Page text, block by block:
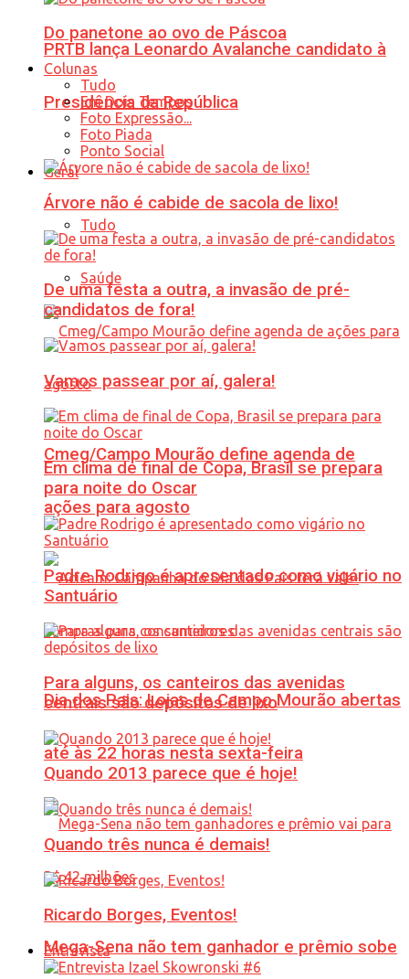
PRTB lança Leonardo Avalanche candidato à
Presidência da República
Geral
Tudo
Saúde
Cmeg/Campo Mourão define agenda de
ações para agosto
Dia dos Pais: Lojas de Campo Mourão abertas
até às 22 horas nesta sexta-feira
Mega-Sena não tem ganhador e prêmio sobe
Do panetone ao ovo de Páscoa
Colunas
Tudo
Em Dois Tempos
Foto Expressão...
Foto Piada
Ponto Social
Árvore não é cabide de sacola de lixo!
De uma festa a outra, a invasão de pré-
candidatos de fora!
Vamos passear por aí, galera!
Em clima de final de Copa, Brasil se prepara
para noite do Oscar
Padre Rodrigo é apresentado como vigário no
Santuário
Para alguns, os canteiros das avenidas
centrais são depósitos de lixo
Quando 2013 parece que é hoje!
Quando três nunca é demais!
Ricardo Borges, Eventos!
Entrevista